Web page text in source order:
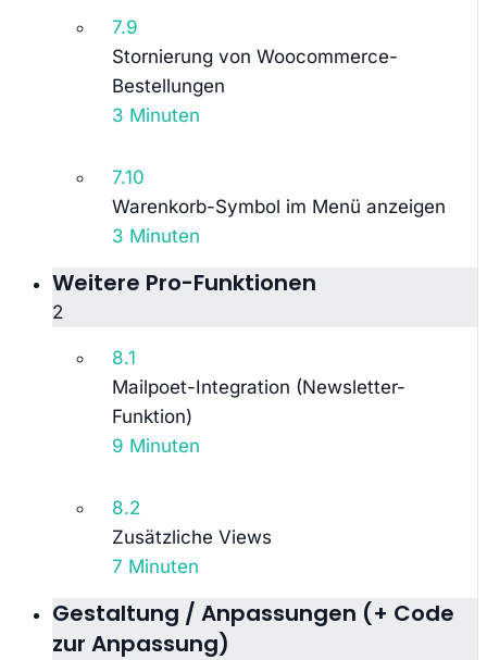
7.9
Stornierung von Woocommerce-
Bestellungen
3 Minuten
7.10
Warenkorb-Symbol im Menü anzeigen
3 Minuten
Weitere Pro-Funktionen
2
8.1
Mailpoet-Integration (Newsletter-
Funktion)
9 Minuten
8.2
Zusätzliche Views
7 Minuten
Gestaltung / Anpassungen (+ Code
zur Anpassung)